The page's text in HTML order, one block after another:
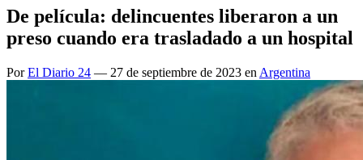
De película: delincuentes liberaron a un
preso cuando era trasladado a un hospital
PorEl Diario 24 — 27 de septiembre de 2023 en Argentina